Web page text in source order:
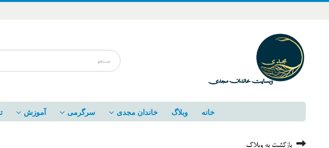
خانه وبلاگ خاندان مجدی سرگرمی آموزش
بازگشت به وبلاگ